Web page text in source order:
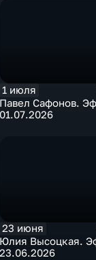
1 июля
Павел Сафонов.
01.07.2026
23 июня
Юлия Высоцкая.
23.06.2026